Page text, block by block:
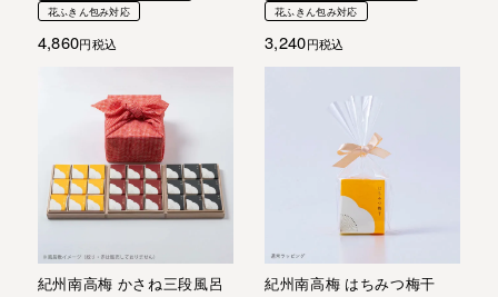
花ふきん包み対応
4,860 税込
花ふきん包み対応
3,240 税込
紀州南高梅 かさね三段風呂
紀州南高梅 はちみつ梅干